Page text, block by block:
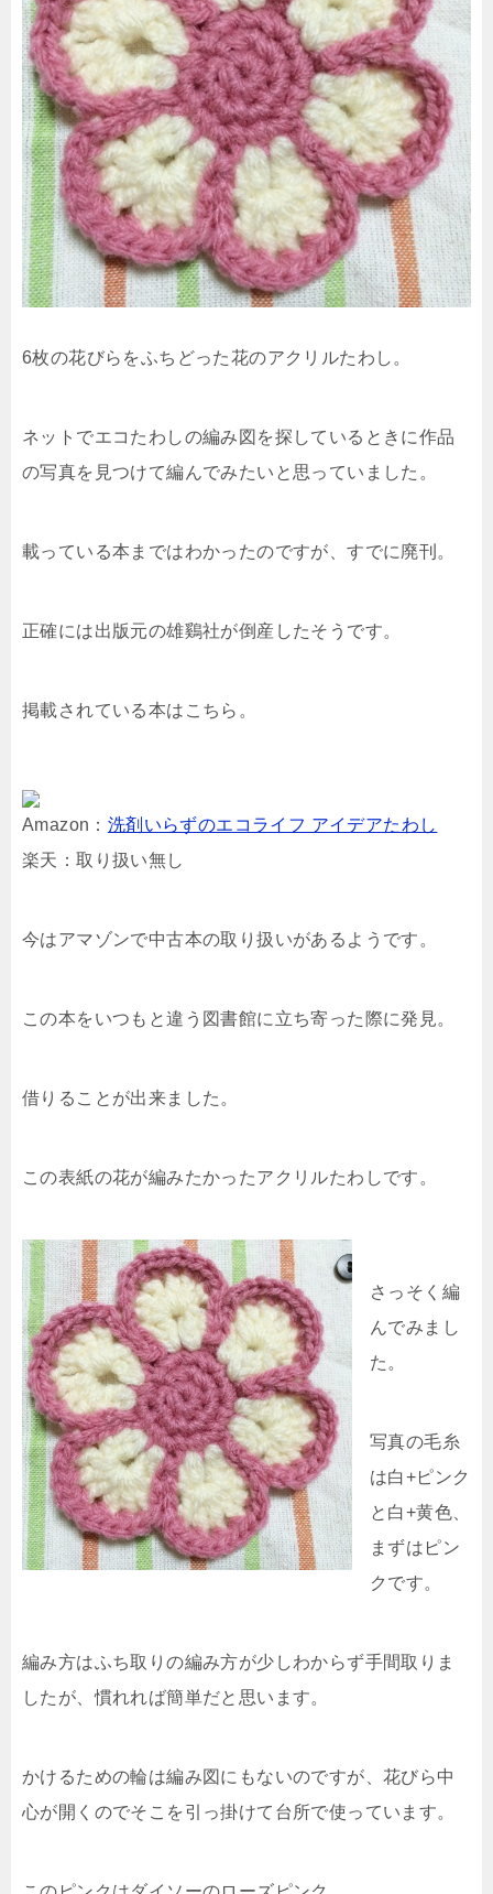
6枚の花びらをふちどった花のアクリルたわし。
ネットでエコたわしの編み図を探しているときに作品
の写真を見つけて編んでみたいと思っていました。
載っている本まではわかったのですが、すでに廃刊。
正確には出版元の雄鷄社が倒産したそうです。
掲載されている本はこちら。
Amazon： 洗剤いらずのエコライフ アイデアたわし
楽天：取り扱い無し
今はアマゾンで中古本の取り扱いがあるようです。
この本をいつもと違う図書館に立ち寄った際に発見。
借りることが出来ました。
この表紙の花が編みたかったアクリルたわしです。
さっそく編
んでみまし
た。
写真の毛糸
は白+ピンク
と白+黄色、
まずはピン
クです。
編み方はふち取りの編み方が少しわからず手間取りま
したが、慣れれば簡単だと思います。
かけるための輪は編み図にもないのですが、花びら中
心が開くのでそこを引っ掛けて台所で使っています。